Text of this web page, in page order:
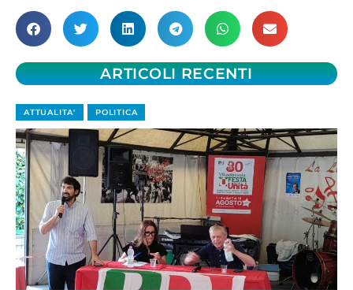
ARTICOLI RECENTI
ATTUALITA' POLITICA